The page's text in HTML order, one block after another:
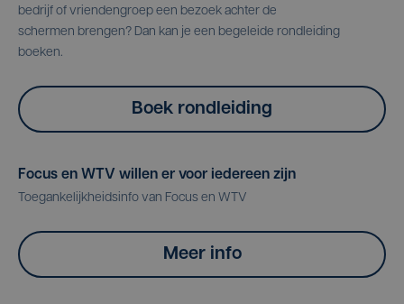
bedrijf of vriendengroep een bezoek achter de
schermen brengen? Dan kan je een begeleide rondleiding
boeken.
Boek rondleiding
Focus en WTV willen er voor iedereen zijn
Toegankelijkheidsinfo van Focus en WTV
Meer info